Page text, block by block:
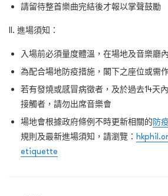
請留待整首樂曲完結後才報以掌聲鼓勵
II. 進場須知：
入場前必須量度體溫，在場地及音樂廳
為配合場地防疫措施，閣下之座位或需
若有發燒或感冒病徵者，及於過去14天
接觸者，請勿出席音樂會
場地會根據政府條例不時更新相關的防
規則及最新進場須知，請瀏覽：
etiquette